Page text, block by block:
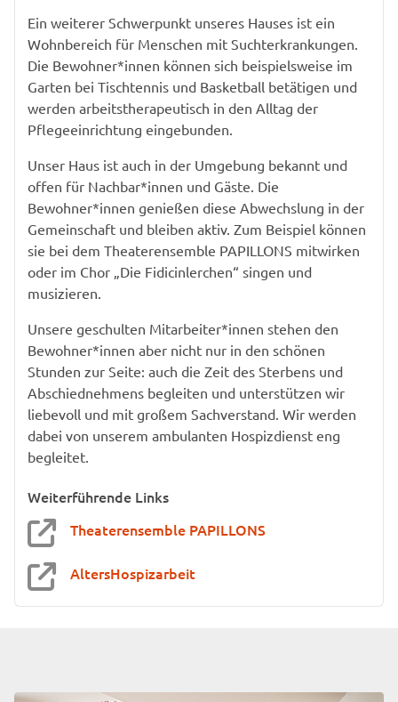
Ein weiterer Schwerpunkt unseres Hauses ist ein
Wohnbereich für Menschen mit Suchterkrankungen.
Die Bewohner*innen können sich beispielsweise im
Garten bei Tischtennis und Basketball betätigen und
werden arbeitstherapeutisch in den Alltag der
Pflegeeinrichtung eingebunden.
Unser Haus ist auch in der Umgebung bekannt und
offen für Nachbar*innen und Gäste. Die
Bewohner*innen genießen diese Abwechslung in der
Gemeinschaft und bleiben aktiv. Zum Beispiel können
sie bei dem Theaterensemble PAPILLONS mitwirken
oder im Chor „Die Fidicinlerchen“ singen und
musizieren.
Unsere geschulten Mitarbeiter*innen stehen den
Bewohner*innen aber nicht nur in den schönen
Stunden zur Seite: auch die Zeit des Sterbens und
Abschiednehmens begleiten und unterstützen wir
liebevoll und mit großem Sachverstand. Wir werden
dabei von unserem ambulanten Hospizdienst eng
begleitet.
Weiterführende Links
Theaterensemble PAPILLONS
AltersHospizarbeit